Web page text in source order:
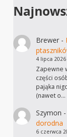
Brewer-
4 lipca 2026
Zapewne
części
pająka
(nawet o…
Szymon -
dorodna
6 czerwca